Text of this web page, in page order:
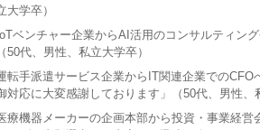
大学卒）
IoTベンチャー企業からAI活用のコンサルティン
（50代、男性、私立大学卒）
転手派遣サービス企業からIT関連企業での
対応に大変感謝しております」（50代、男性、
療機器メーカーの企画本部から投資・事業経